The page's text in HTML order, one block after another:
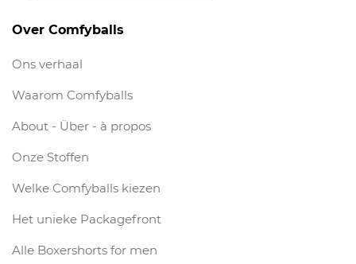
Over Comfyballs
Ons verhaal
Waarom Comfyballs
About - Über - à propos
Onze Stoffen
Welke Comfyballs kiezen
Het unieke Packagefront
Alle Boxershorts for men